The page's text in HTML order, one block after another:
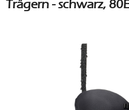
Trägern - schwarz,